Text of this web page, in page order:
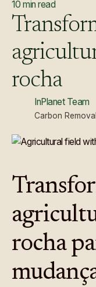
10 min read
rocha
InPlanet Team
Carbon
rocha